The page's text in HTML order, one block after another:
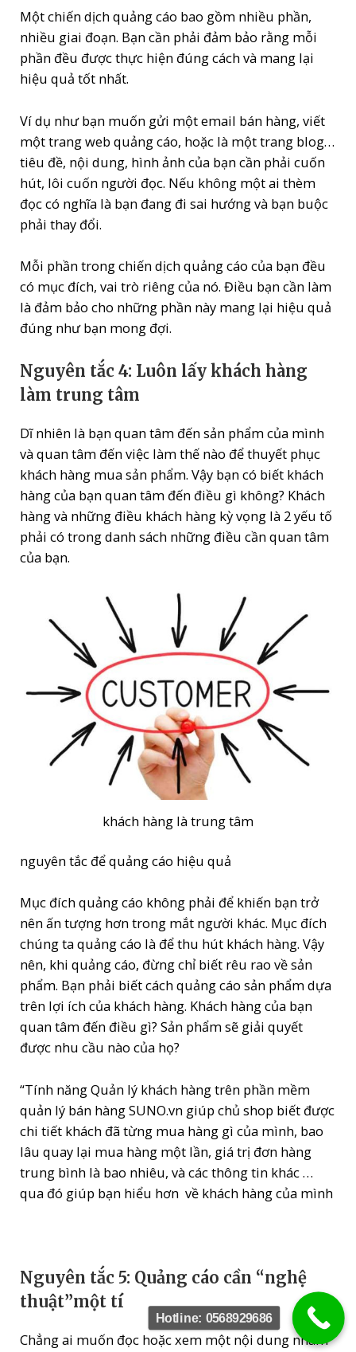
Một chiến dịch quảng cáo bao gồm nhiều phần,
nhiều giai đoạn. Bạn cần phải đảm bảo rằng mỗi
phần đều được thực hiện đúng cách và mang lại
hiệu quả tốt nhất.
Ví dụ như bạn muốn gửi một email bán hàng, viết
một trang web quảng cáo, hoặc là một trang blog…
tiêu đề, nội dung, hình ảnh của bạn cần phải cuốn
hút, lôi cuốn người đọc. Nếu không một ai thèm
đọc có nghĩa là bạn đang đi sai hướng và bạn buộc
phải thay đổi.
Mỗi phần trong chiến dịch quảng cáo của bạn đều
có mục đích, vai trò riêng của nó. Điều bạn cần làm
là đảm bảo cho những phần này mang lại hiệu quả
đúng như bạn mong đợi.
Nguyên tắc 4: Luôn lấy khách hàng
làm trung tâm
Dĩ nhiên là bạn quan tâm đến sản phẩm của mình
và quan tâm đến việc làm thế nào để thuyết phục
khách hàng mua sản phẩm. Vậy bạn có biết khách
hàng của bạn quan tâm đến điều gì không? Khách
hàng và những điều khách hàng kỳ vọng là 2 yếu tố
phải có trong danh sách những điều cần quan tâm
của bạn.
khách hàng là trung tâm
nguyên tắc để quảng cáo hiệu quả
Mục đích quảng cáo không phải để khiến bạn trở
nên ấn tượng hơn trong mắt người khác. Mục đích
chúng ta quảng cáo là để thu hút khách hàng. Vậy
nên, khi quảng cáo, đừng chỉ biết rêu rao về sản
phẩm. Bạn phải biết cách quảng cáo sản phẩm dựa
trên lợi ích của khách hàng. Khách hàng của bạn
quan tâm đến điều gì? Sản phẩm sẽ giải quyết
được nhu cầu nào của họ?
“Tính năng Quản lý khách hàng trên phần mềm
quản lý bán hàng SUNO.vn giúp chủ shop biết được
chi tiết khách đã từng mua hàng gì của mình, bao
lâu quay lại mua hàng một lần, giá trị đơn hàng
trung bình là bao nhiêu, và các thông tin khác …
qua đó giúp bạn hiểu hơn về khách hàng của mình
Nguyên tắc 5: Quảng cáo cần “nghệ
thuật”một tí
Chẳng ai muốn đọc hoặc xem một nội dung nhàm
Hotline: 0568929686